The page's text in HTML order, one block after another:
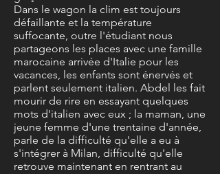
Dans le wagon la clim est toujours
défaillante et la température
suffocante, outre l'étudiant nous
partageons les places avec une famille
marocaine arrivée d'Italie pour les
vacances, les enfants sont énervés et
parlent seulement italien. Abdel les fait
mourir de rire en essayant quelques
mots d'italien avec eux ; la maman, une
jeune femme d'une trentaine d'année,
parle de la difficulté qu'elle a eu à
s'intégrer à Milan, difficulté qu'elle
retrouve maintenant en rentrant au